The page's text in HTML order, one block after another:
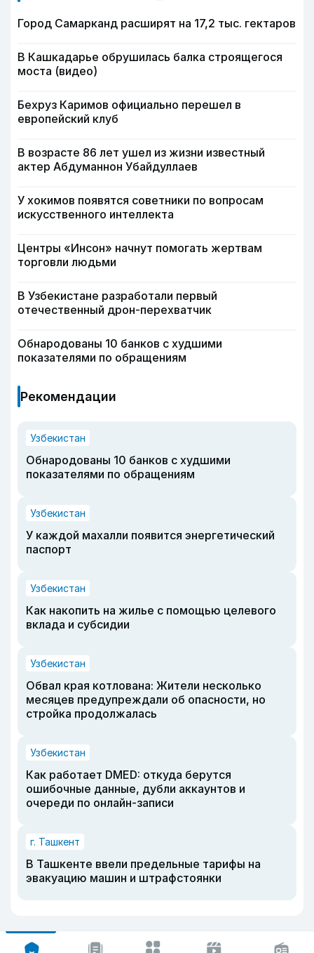
Город Самарканд расширят на 17,2 тыс. гектаров
В Кашкадарье обрушилась балка строящегося
моста (видео)
Бехруз Каримов официально перешел в
европейский клуб
В возрасте 86 лет ушел из жизни известный
актер Абдуманнон Убайдуллаев
У хокимов появятся советники по вопросам
искусственного интеллекта
Центры «Инсон» начнут помогать жертвам
торговли людьми
В Узбекистане разработали первый
отечественный дрон-перехватчик
Обнародованы 10 банков с худшими
показателями по обращениям
Рекомендации
Узбекистан
Обнародованы 10 банков с худшими
показателями по обращениям
Узбекистан
У каждой махалли появится энергетический
паспорт
Узбекистан
Как накопить на жилье с помощью целевого
вклада и субсидии
Узбекистан
Обвал края котлована: Жители несколько
месяцев предупреждали об опасности, но
стройка продолжалась
Узбекистан
Как работает DMED: откуда берутся
ошибочные данные, дубли аккаунтов и
очереди по онлайн-записи
г. Ташкент
В Ташкенте ввели предельные тарифы на
эвакуацию машин и штрафстоянки